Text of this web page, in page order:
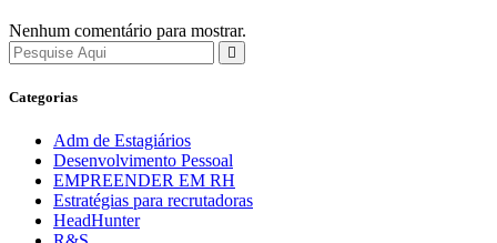
Nenhum comentário para mostrar.
Categorias
Adm de Estagiários
Desenvolvimento Pessoal
EMPREENDER EM RH
Estratégias para recrutadoras
HeadHunter